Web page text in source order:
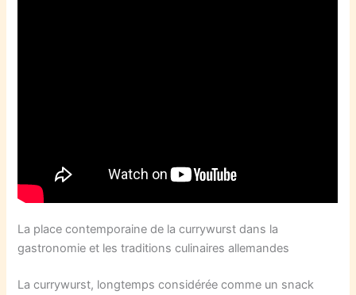
La place contemporaine de la currywurst dans la
gastronomie et les traditions culinaires allemandes
La currywurst, longtemps considérée comme un snack